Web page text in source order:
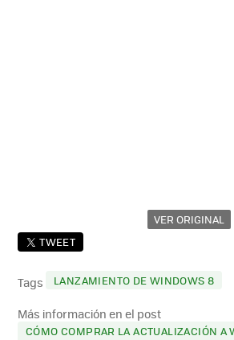
VER ORIGINAL
TWEET
Tags LANZAMIENTO DE WINDOWS 8
Más información en el post
CÓMO COMPRAR LA ACTUALIZACIÓN A